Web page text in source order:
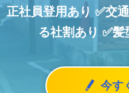
正社員登用あり ✅交
る社割あり ✅髪
今す